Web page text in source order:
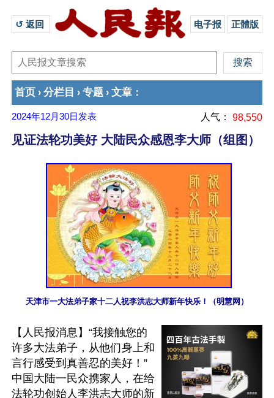
↺ 返回 电子报 正體版
首页 › 分栏目 › 专题 › 文章 ：
2024年12月30日 发表 人气： 98,550
见证法轮功美好 大陆民众感恩李大师（组图）
天津市一大法弟子家十二人祝李洪志大师新年快乐！（明慧网）
【人民报消息】“我接触您的
许多大法弟子，从他们身上和
言行感受到真善忍的美好！”
中国大陆一民众携家人，在给
法轮功创始人李洪志大师的新